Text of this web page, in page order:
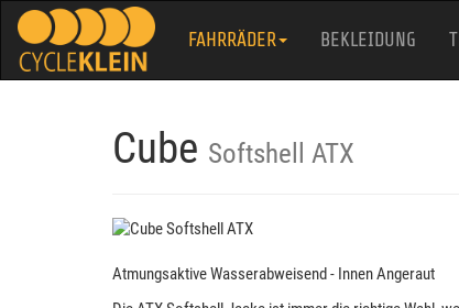
FAHRRÄDER BEKLEIDUNG
Cube Softshell ATX
Atmungsaktive Wasserabweisend - Innen Angeraut